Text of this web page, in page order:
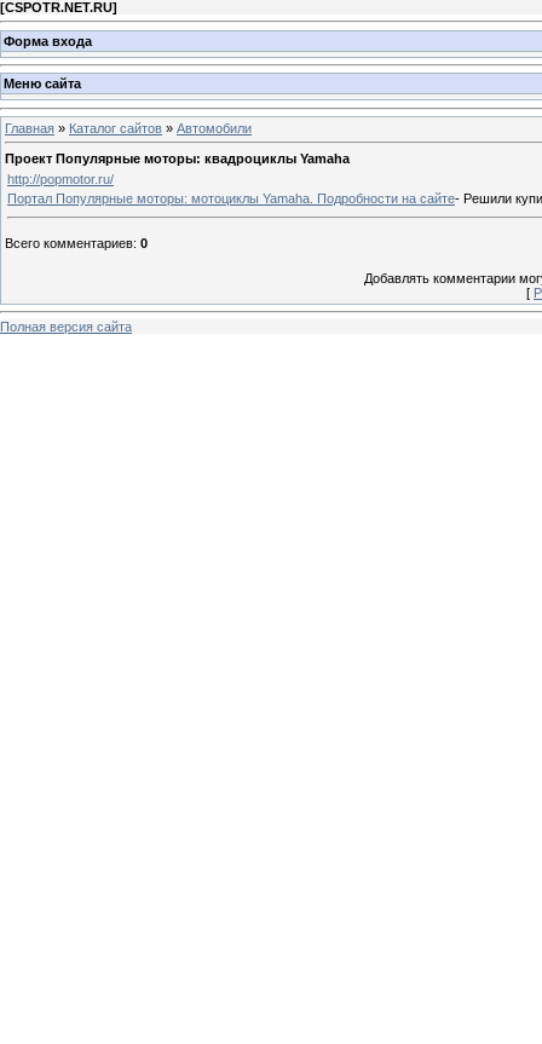
[CSPOTR.NET.RU]
Форма входа
Меню сайта
Главная » Каталог сайтов » Автомобили
Проект Популярные моторы: квадроциклы Yamaha
http://popmotor.ru/
Портал Популярные моторы: мотоциклы Yamaha. Подробности на сайте- Решили
Всего комментариев: 0
Добавлять комментарии
[
Полная версия сайта